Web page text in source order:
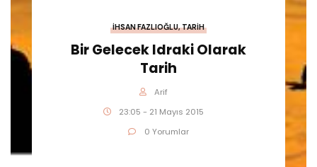
İHSAN FAZLIOĞLU,TARIH
Bir Gelecek Idraki Olarak
Tarih
Arif
23:05 - 21 Mayıs 2015
0 Yorumlar